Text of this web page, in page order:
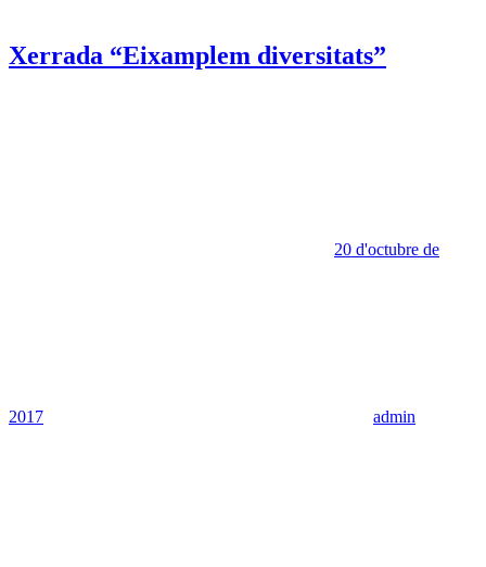
Xerrada “Eixamplem diversitats”
20 d'octubre de
2017 admin